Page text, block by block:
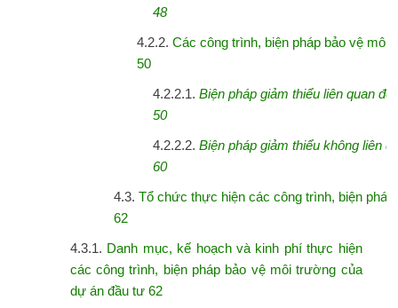
48
4.2.2.Các công trình, biện pháp bảo vệ môi
50
4.2.2.1.Biện pháp giảm thiểu liên quan
50
4.2.2.2.Biện pháp giảm thiểu không liên
60
4.3. Tổ chức thực hiện các công trình, biện
62
4.3.1. Danh mục, kế hoạch và kinh phí thực hiện
các công trình, biện pháp bảo vệ môi trường của
dự án đầu tư 62